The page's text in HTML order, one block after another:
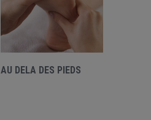
AU DELA DES PIEDS